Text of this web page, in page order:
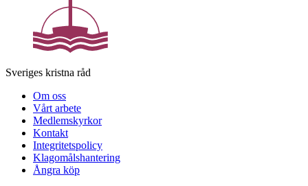
Sveriges kristna råd
Om oss
Vårt arbete
Medlemskyrkor
Kontakt
Integritetspolicy
Klagomålshantering
Ångra köp